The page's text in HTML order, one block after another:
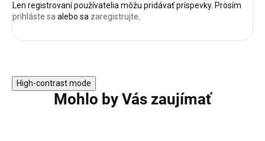
Len registrovaní používatelia môžu pridávať príspevky. Prosím
prihláste saalebo sa zaregistrujte.
High-contrast mode
Mohlo by Vás zaujímať